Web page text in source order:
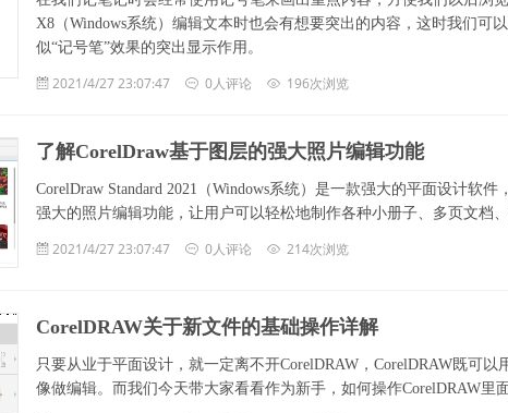
X8（Windows系统）编辑文本时也会有想要突出的内容，这时我们可
似“记号笔”效果的突出显示作用。
2021/4/27 23:07:47 0人评论 196次浏览
了解CorelDraw基于图层的强大照片编辑功能
CorelDraw Standard 2021（Windows系统）是一款强大的平面设计软
强大的照片编辑功能，让用户可以轻松地制作各种小册子、多页文档、
2021/4/27 23:07:47 0人评论 214次浏览
CorelDRAW关于新文件的基础操作详解
只要从业于平面设计，就一定离不开CorelDRAW，CorelDRAW既可
像做编辑。而我们今天带大家看看作为新手，如何操作CorelDRAW里